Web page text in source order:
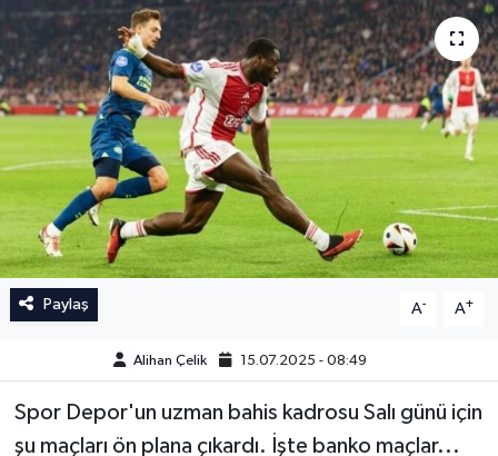
Paylaş A- A+
Alihan Çelik 15.07.2025 - 08:49
Spor Depor'un uzman bahis kadrosu Salı günü için
şu maçları ön plana çıkardı. İşte banko maçlar...
İngiltere Premier Lig
Almanya Bundesliga
La Liga
Serie A
İngiltere Premier Lig
La Liga
Almanya Bundesliga
Serie A
Fransa Ligue 1
Eredevise
Portekiz Ligi
TFF 1.Lig